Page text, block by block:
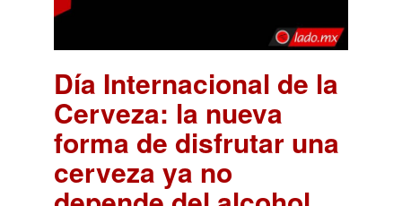
Día Internacional de la
Cerveza: la nueva
forma de disfrutar una
cerveza ya no